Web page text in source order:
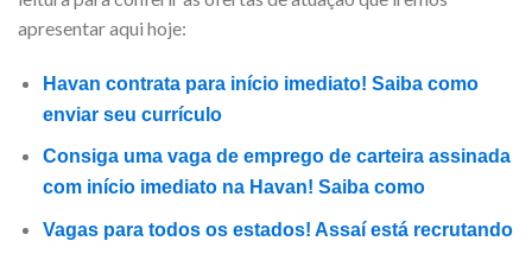
apresentar aqui hoje:
Havan contrata para início imediato! Saiba como
enviar seu currículo
Consiga uma vaga de emprego de carteira assinada
com início imediato na Havan! Saiba como
Vagas para todos os estados! Assaí está recrutando